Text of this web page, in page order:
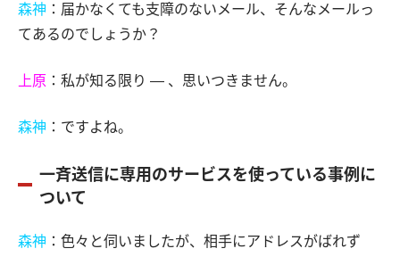
森神 ：届かなくても支障のないメール、そんなメールっ
てあるのでしょうか？
上原 ：私が知る限り ― 、思いつきません。
森神 ：ですよね。
一斉送信に専用のサービスを使っている事例に
ついて
森神 ：色々と伺いましたが、相手にアドレスがばれず